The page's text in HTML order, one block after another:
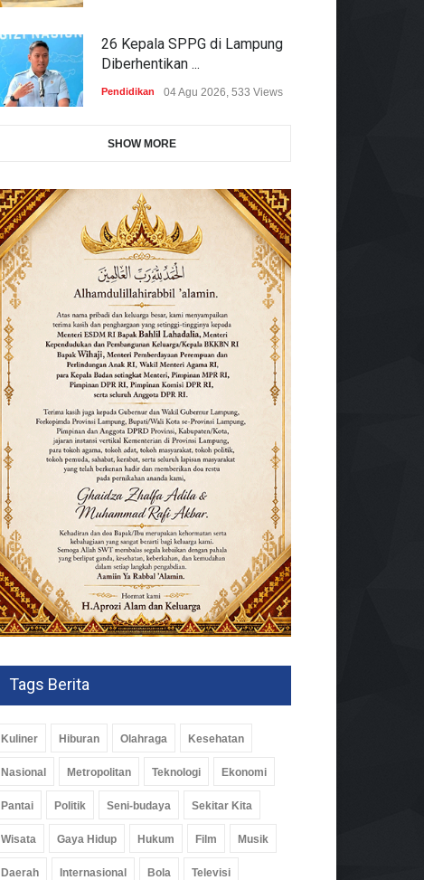
26 Kepala SPPG di Lampung
Diberhentikan ...
Pendidikan 04 Agu 2026, 533 Views
SHOW MORE
Tags Berita
Kuliner Hiburan Olahraga Kesehatan
Nasional Metropolitan Teknologi Ekonomi
Pantai Politik Seni-budaya Sekitar Kita
Wisata Gaya Hidup Hukum Film Musik
Daerah Internasional Bola Televisi